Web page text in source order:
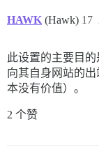
HAWK (Hawk) 17
此设置的主要目
向其自身网站的
本没有价值）。
2 个赞